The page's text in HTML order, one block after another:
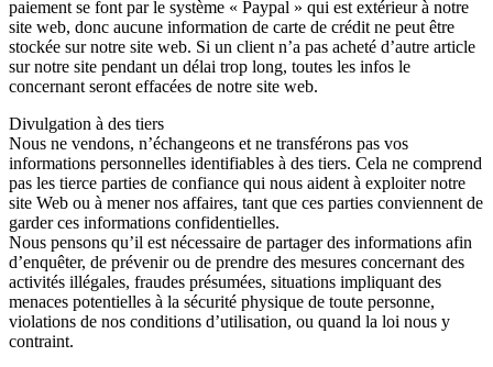
paiement se font par le système « Paypal » qui est extérieur à notre
site web, donc aucune information de carte de crédit ne peut être
stockée sur notre site web. Si un client n’a pas acheté d’autre article
sur notre site pendant un délai trop long, toutes les infos le
concernant seront effacées de notre site web.
Divulgation à des tiers
Nous ne vendons, n’échangeons et ne transférons pas vos
informations personnelles identifiables à des tiers. Cela ne comprend
pas les tierce parties de confiance qui nous aident à exploiter notre
site Web ou à mener nos affaires, tant que ces parties conviennent de
garder ces informations confidentielles.
Nous pensons qu’il est nécessaire de partager des informations afin
d’enquêter, de prévenir ou de prendre des mesures concernant des
activités illégales, fraudes présumées, situations impliquant des
menaces potentielles à la sécurité physique de toute personne,
violations de nos conditions d’utilisation, ou quand la loi nous y
contraint.